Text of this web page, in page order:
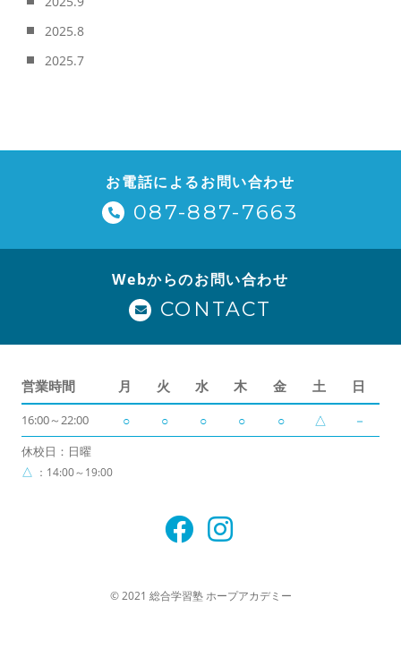
2025.8
2025.7
お電話によるお問い合わせ
087-887-7663
Webからのお問い合わせ
CONTACT
営業時間 月 火 水 木 金 土 日
16:00～22:00 ○ ○ ○ ○ ○ △ －
休校日：日曜
△ ：14:00～19:00
© 2021 総合学習塾 ホープアカデミー